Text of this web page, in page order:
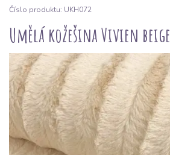
Číslo produktu: UKH072
Umělá kožešina Vivien beige